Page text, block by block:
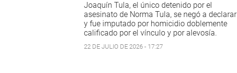
Joaquín Tula, el único detenido por el
asesinato de Norma Tula, se negó a declarar
y fue imputado por homicidio doblemente
calificado por el vínculo y por alevosía.
22 DE JULIO DE 2026 - 17:27